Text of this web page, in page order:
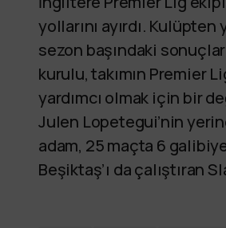
yollarını ayırdı.
sezon başındaki
kurulu, takımın Premier
yardımcı olmak için bir
Julen Lopetegui’nin
adam, 25 maçta 6
Beşiktaş’ı da çalıştıran